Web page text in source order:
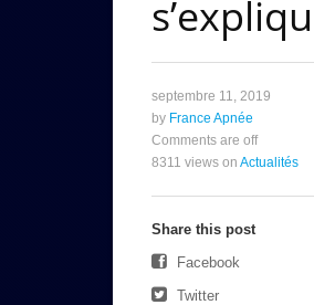
septembre 11, 2019
by France Apnée
Comments are off
8311 views on Actualités
Share this post
Facebook
Twitter